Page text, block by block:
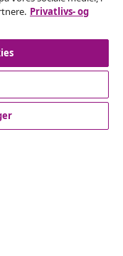
Privatlivs- og